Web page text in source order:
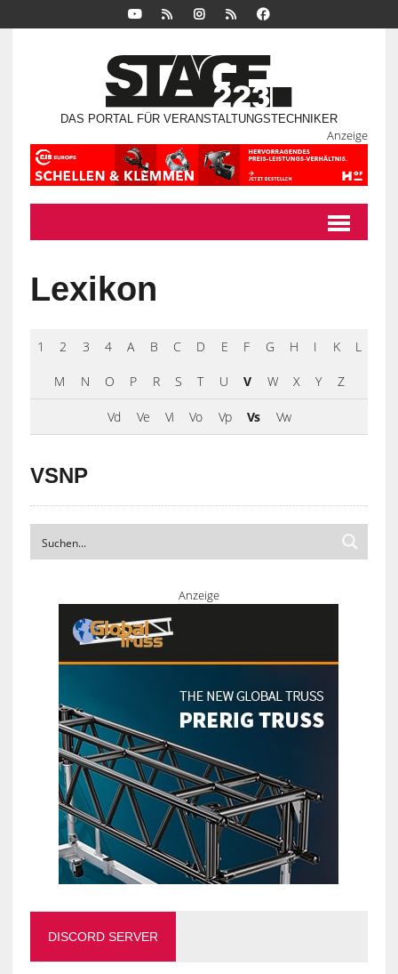
DAS PORTAL FÜR VERANSTALTUNGSTECHNIKER
Anzeige
Lexikon
1 2 3 4 A B C D E F G H I K L
M N O P R S T U V W X Y Z
Vd Ve Vi Vo Vp Vs Vw
VSNP
Anzeige
DISCORD SERVER